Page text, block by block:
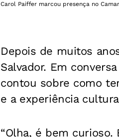
Carol Paiffer marcou presença no
Depois de muitos
Salvador. Em
contou sobre como
e a experiência
“Olha, é bem curioso.